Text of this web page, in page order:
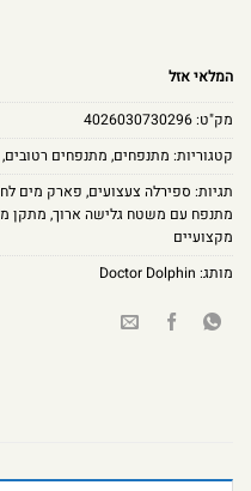
המלאי אזל
מק"ט:4026030730296
קטגוריות: מתנפחים, מתנפחים רטובים,
תגיות: ספירלה צעצועים, פארק מים
מתנפח עם משטח גלישה ארוך, מתקן מים
מקצועיים
מותג: Doctor Dolphin